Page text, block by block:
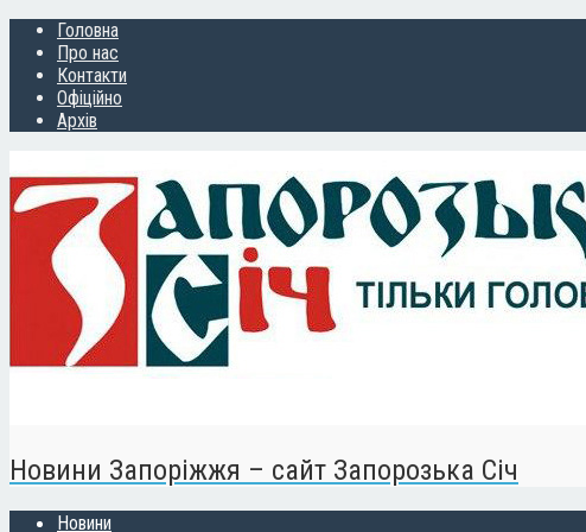
Головна
Про нас
Контакти
Офіційно
Архів
Новини Запоріжжя – сайт Запорозька Січ
Новини